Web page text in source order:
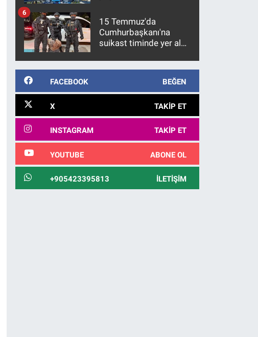
15 Temmuz'da
Cumhurbaşkanı'na
suikast timinde yer alan
10 yıl sonra yakalandı
6
FACEBOOK BEĞEN
X TAKIP ET
INSTAGRAM TAKIP ET
YOUTUBE ABONE OL
+905423395813 İLETIŞIM